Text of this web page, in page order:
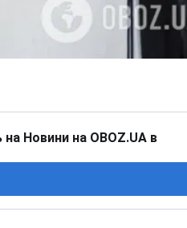
Новини на OBOZ.UA в